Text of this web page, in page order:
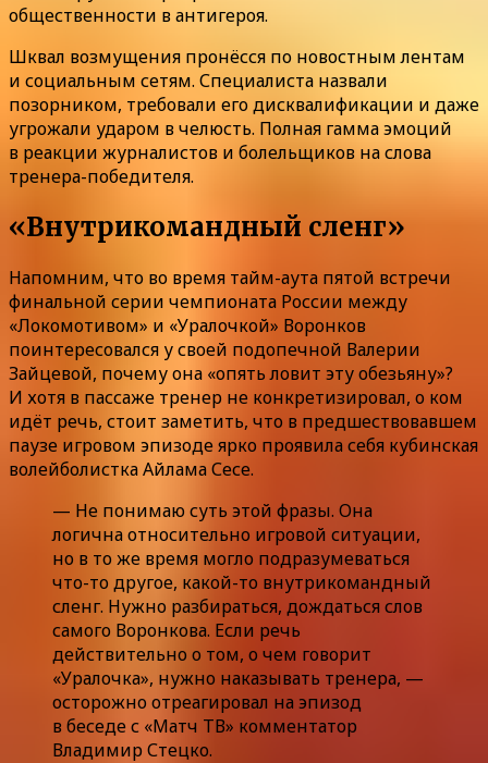
общественности в антигероя.
Шквал возмущения пронёсся по новостным лентам
и социальным сетям. Специалиста назвали
позорником, требовали его дисквалификации и даже
угрожали ударом в челюсть. Полная гамма эмоций
в реакции журналистов и болельщиков на слова
тренера-победителя.
«Внутрикомандный сленг»
Напомним, что во время тайм-аута пятой встречи
финальной серии чемпионата России между
«Локомотивом» и «Уралочкой» Воронков
поинтересовался у своей подопечной Валерии
Зайцевой, почему она «опять ловит эту обезьяну»?
И хотя в пассаже тренер не конкретизировал, о ком
идёт речь, стоит заметить, что в предшествовавшем
паузе игровом эпизоде ярко проявила себя кубинская
волейболистка Айлама Сесе.
— Не понимаю суть этой фразы. Она
логична относительно игровой ситуации,
но в то же время могло подразумеваться
что-то другое, какой-то внутрикомандный
сленг. Нужно разбираться, дождаться слов
самого Воронкова. Если речь
действительно о том, о чем говорит
«Уралочка», нужно наказывать тренера, —
осторожно отреагировал на эпизод
в беседе с «Матч ТВ» комментатор
Владимир Стецко.